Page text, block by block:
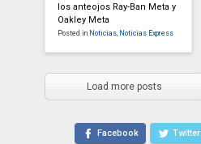
los anteojos Ray-Ban Meta y
Oakley Meta
Posted in Noticias Noticias Express
Load more posts
Facebook Twitter